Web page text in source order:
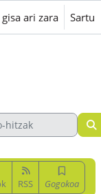
ari zara Sartu
RSS Gogokoa